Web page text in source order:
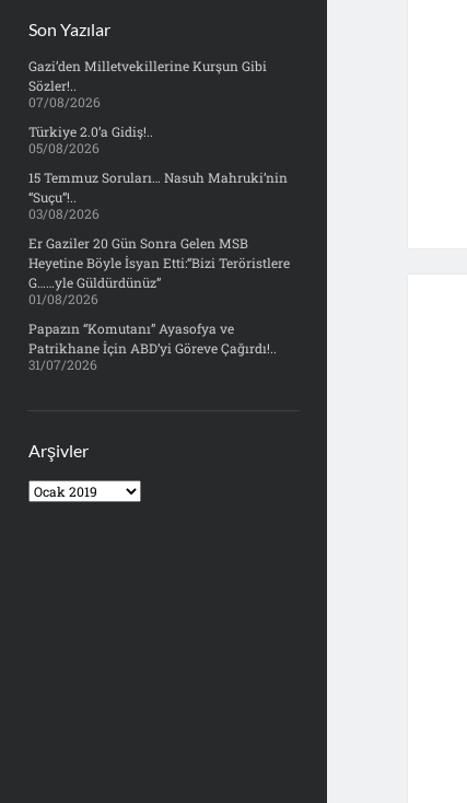
Son Yazılar
Gazi’den Milletvekillerine Kurşun Gibi
Sözler!..
07/08/2026
Türkiye 2.0’a Gidiş!..
05/08/2026
15 Temmuz Soruları… Nasuh Mahruki’nin
“Suçu”!..
03/08/2026
Er Gaziler 20 Gün Sonra Gelen MSB
Heyetine Böyle İsyan Etti:“Bizi Teröristlere
G……yle Güldürdünüz”
01/08/2026
Papazın “Komutanı” Ayasofya ve
Patrikhane İçin ABD’yi Göreve Çağırdı!..
31/07/2026
Arşivler
Arşivler